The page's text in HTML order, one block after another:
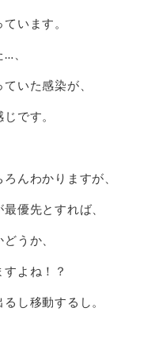
います。
、
いた感染が、
です。
んわかりますが、
優先とすれば、
うか、
よね！？
し移動するし。